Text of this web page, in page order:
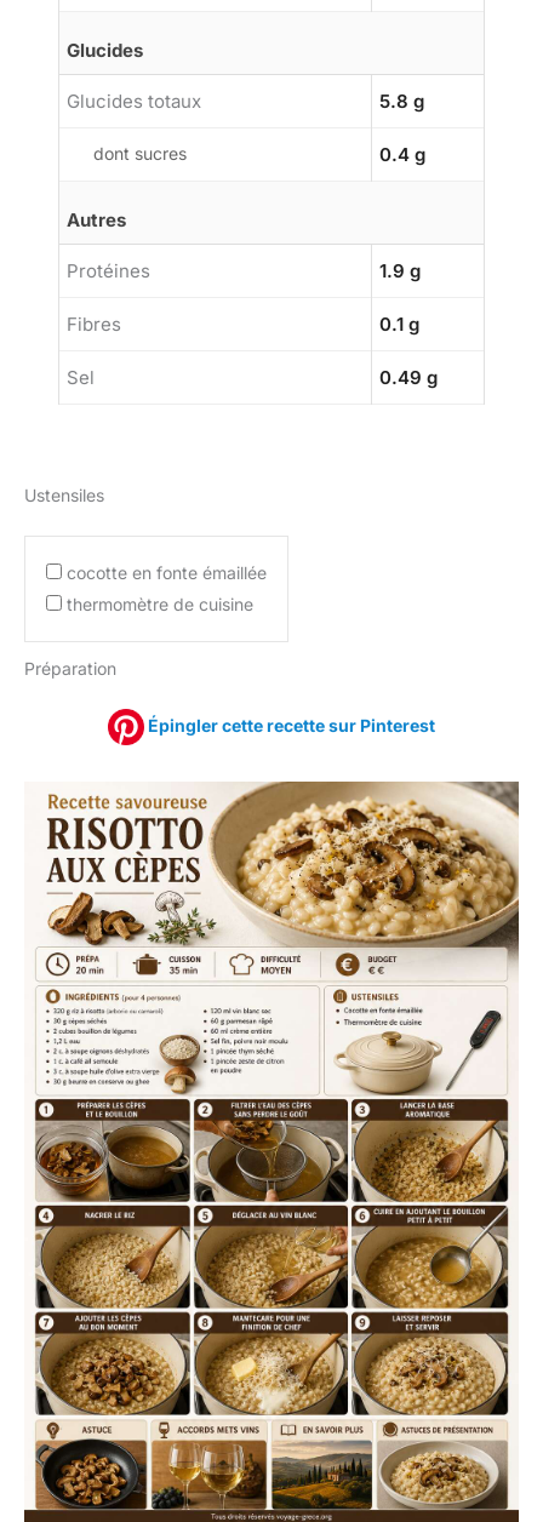
Glucides
Glucides totaux 5.8 g
dont sucres 0.4 g
Autres
Protéines 1.9 g
Fibres 0.1 g
Sel 0.49 g
Ustensiles
cocotte en fonte émaillée
thermomètre de cuisine
Préparation
Épingler cette recette sur Pinterest